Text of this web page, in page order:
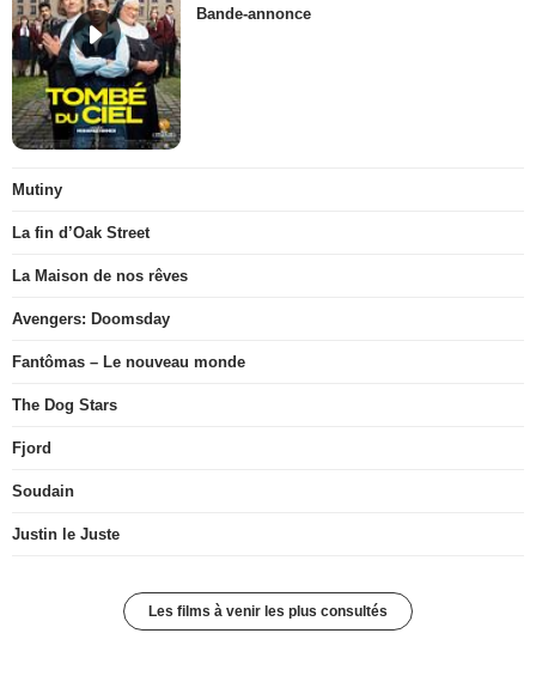
Bande-annonce
Mutiny
La fin d’Oak Street
La Maison de nos rêves
Avengers: Doomsday
Fantômas – Le nouveau monde
The Dog Stars
Fjord
Soudain
Justin le Juste
Les films à venir les plus consultés